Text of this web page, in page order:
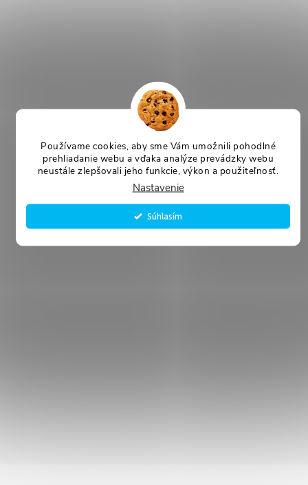
Používame cookies, aby sme Vám umožnili pohodlné
prehliadanie webu a vďaka analýze prevádzky webu
neustále zlepšovali jeho funkcie, výkon a použiteľnosť.
Nastavenie
Súhlasím